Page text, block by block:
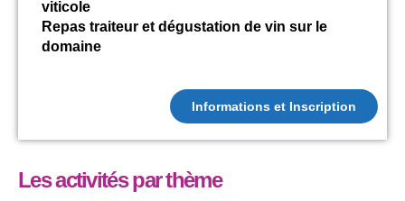
viticole
Repas traiteur et dégustation de vin sur le
domaine
Informations et Inscription
Les activités par thème